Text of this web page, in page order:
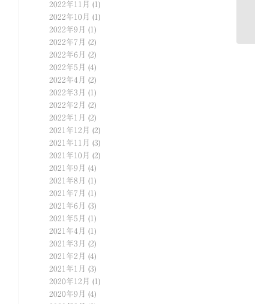
2022年11月
(1)
2022年10月
(1)
2022年9月
(1)
2022年7月
(2)
2022年6月
(2)
2022年5月
(4)
2022年4月
(2)
2022年3月
(1)
2022年2月
(2)
2022年1月
(2)
2021年12月
(2)
2021年11月
(3)
2021年10月
(2)
2021年9月
(4)
2021年8月
(1)
2021年7月
(1)
2021年6月
(3)
2021年5月
(1)
2021年4月
(1)
2021年3月
(2)
2021年2月
(4)
2021年1月
(3)
2020年12月
(1)
2020年9月
(4)